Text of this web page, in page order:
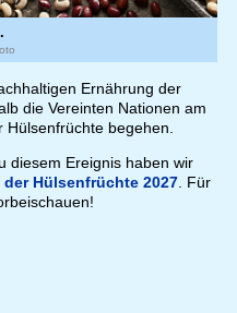
Ernährung der
die Vereinten Nationen am
Hülsenfrüchte begehen.
diesem Ereignis haben wir
der Hülsenfrüchte 2027. Für